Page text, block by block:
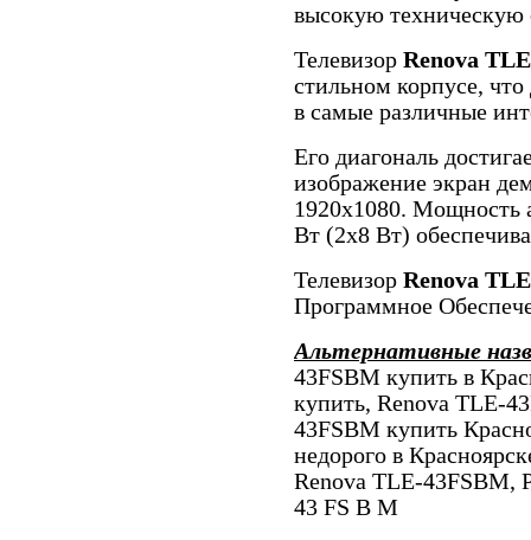
высокую
Телевизор Renova
стильном корпусе,
в самые различные
Его диагональ
изображение экран
1920x1080. Мощность
Вт (2х8 Вт)
Телевизор Renova
Программное
Альтернативные
43FSBM купить в
купить, Renova TLE-
43FSBM купить
недорого в
Renova TLE-43FSBM,
43 FS B M